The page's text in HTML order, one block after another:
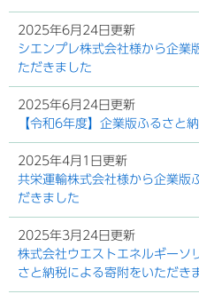
2025年6月24日更新
シエンプレ株式会社様から企業
ただきました
2025年6月24日更新
【令和6年度】企業版ふるさと
2025年4月1日更新
共栄運輸株式会社様から企業版
だきました
2025年3月24日更新
株式会社ウエストエネルギーソ
さと納税による寄附をいただき